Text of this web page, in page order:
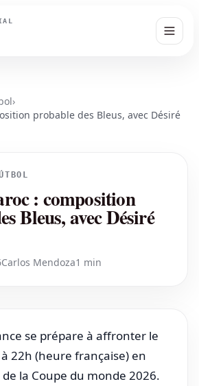
›
probable des Bleus, avec Désiré
: composition
Bleus, avec Désiré
Carlos Mendoza1 min
se prépare à affronter le
22h (heure française) en
la Coupe du monde 2026.